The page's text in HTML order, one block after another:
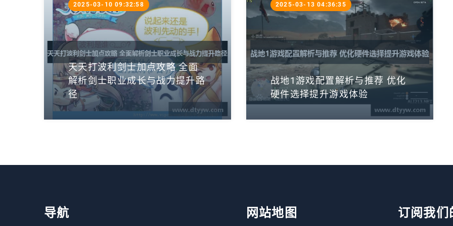
天天打波利剑士加点攻略 全面
解析剑士职业成长与战力提升路
径
2025-03-10 09:32:58
战地1游戏配置解析与推荐 优化
硬件选择提升游戏体验
2025-03-13 04:36:35
导航 网站地图 订阅我们